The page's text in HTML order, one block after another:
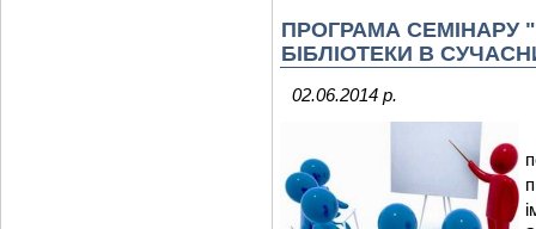
ПРОГРАМА СЕМІНАРУ
БІБЛІОТЕКИ В
02.06.2014 р.